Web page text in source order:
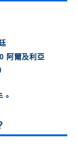
阿爾及利亞
。